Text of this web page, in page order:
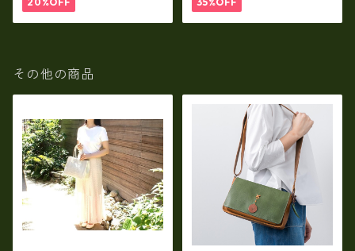
その他の商品